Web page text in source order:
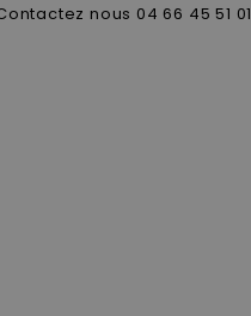
nous 04 66 45 51 01